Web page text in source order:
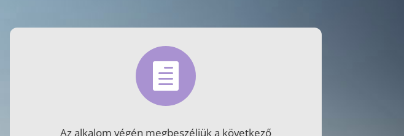

Az alkalom végén megbeszéljük a következő